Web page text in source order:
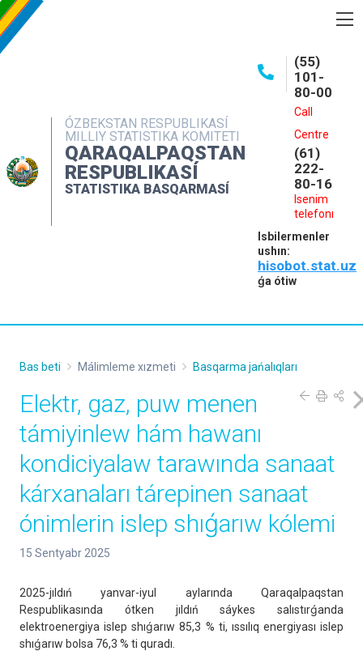
ÓZBEKSTAN RESPUBLIKASÍ
MILLIY STATISTIKA KOMITETI
QARAQALPAQSTAN
RESPUBLIKASÍ
STATISTIKA BASQARMASÍ
(55)
101-
80-00
Call
Centre
(61)
222-
80-16
Isenim
telefonı
Isbilermenler
ushın:
hisobot.stat.uz
ǵa ótiw
INTERAKTIV XIZMETLER
MÁLIMLEME XIZMETI
MÚRÁJAATLAR
Bas beti Málimleme xızmeti Basqarma jańalıqları
Elektr, gaz, puw menen
támiyinlew hám hawanı
kondiciyalaw tarawında sanaat
kárxanaları tárepinen sanaat
ónimlerin islep shıǵarıw kólemi
15 Sentyabr 2025
2025-jıldıń yanvar-iyul aylarında Qaraqalpaqstan
Respublikasında ótken jıldıń sáykes salıstırǵanda
elektroenergiya islep shıǵarıw 85,3 % ti, ıssılıq energiyası islep
shıǵarıw bolsa 76,3 % ti quradı.